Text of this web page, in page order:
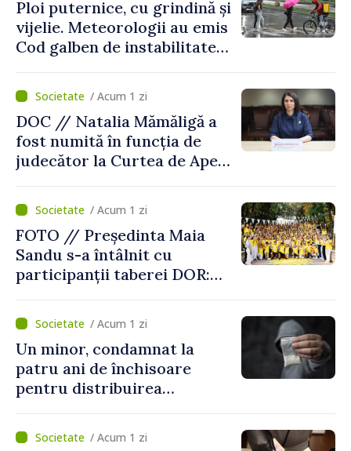
Ploi puternice, cu grindină și
vijelie. Meteorologii au emis
Cod galben de instabilitate
/ Acum 1 zi
DOC // Natalia Mămăligă a
fost numită în funcția de
judecător la Curtea de Apel
/ Acum 1 zi
FOTO // Președinta Maia
Sandu s-a întâlnit cu
participanții taberei DOR:
noastră rămâne puternică”
/ Acum 1 zi
Un minor, condamnat la
patru ani de închisoare
pentru distribuirea
/ Acum 1 zi